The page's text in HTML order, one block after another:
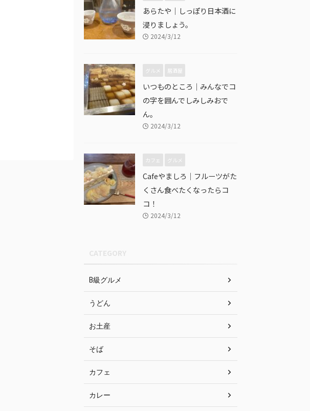
あらたや｜しっぽり日本酒に
浸りましょう。
2024/3/12
グルメ 居酒屋
いつものところ｜みんなでコ
の字を囲んでしみしみおで
ん。
2024/3/12
カフェ グルメ
Cafeやましろ｜フルーツがた
くさん食べたくなったらコ
コ！
2024/3/12
B級グルメ
うどん
お土産
そば
カフェ
カレー